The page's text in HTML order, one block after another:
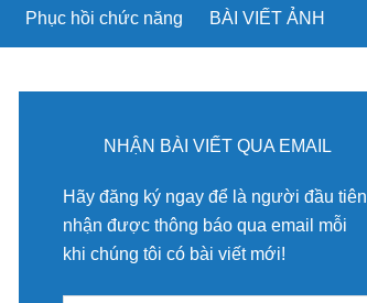
Phục hồi chức năng BÀI VIẾT ẢNH
SidebarNHẬN BÀI VIẾT QUA EMAIL
Hãy đăng ký ngay để là người đầu tiên
nhận được thông báo qua email mỗi
khi chúng tôi có bài viết mới!